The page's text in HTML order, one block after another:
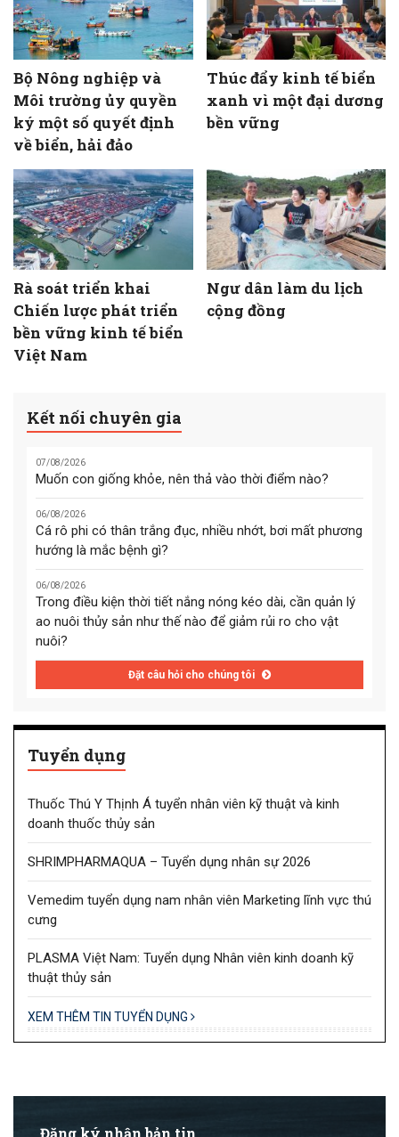
Bộ Nông nghiệp và
Môi trường ủy quyền
ký một số quyết định
về biển, hải đảo
Thúc đẩy kinh tế biển
xanh vì một đại dương
bền vững
Rà soát triển khai
Chiến lược phát triển
bền vững kinh tế biển
Việt Nam
Ngư dân làm du lịch
cộng đồng
Kết nối chuyên gia
07/08/2026
Muốn con giống khỏe, nên thả vào thời điểm nào?
06/08/2026
Cá rô phi có thân trắng đục, nhiều nhớt, bơi mất phương
hướng là mắc bệnh gì?
06/08/2026
Trong điều kiện thời tiết nắng nóng kéo dài, cần quản lý
ao nuôi thủy sản như thế nào để giảm rủi ro cho vật
nuôi?
Đặt câu hỏi cho chúng tôi
Tuyển dụng
Thuốc Thú Y Thịnh Á tuyển nhân viên kỹ thuật và kinh
doanh thuốc thủy sản
SHRIMPHARMAQUA – Tuyển dụng nhân sự 2026
Vemedim tuyển dụng nam nhân viên Marketing lĩnh vực thú
cưng
PLASMA Việt Nam: Tuyển dụng Nhân viên kinh doanh kỹ
thuật thủy sản
XEM THÊM TIN TUYỂN DỤNG
Đăng ký nhận bản tin